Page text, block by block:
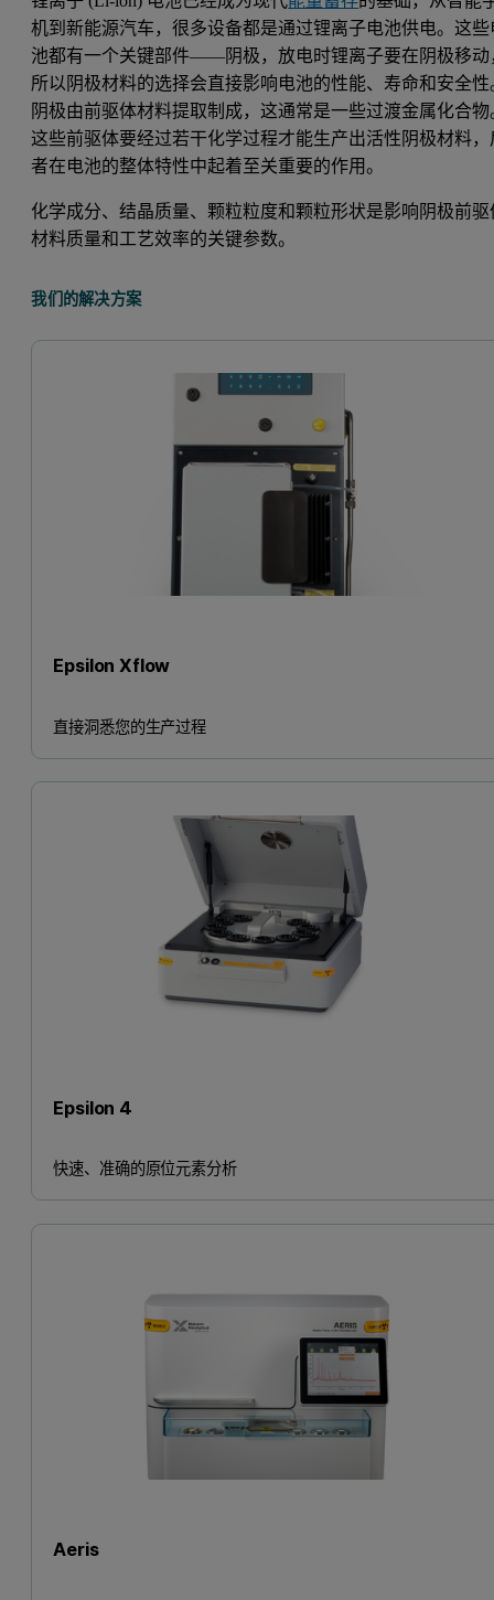
机到新能源汽车，很多设备都是通过锂离子电池供电。这些
池都有一个关键部件——阴极，放电时锂离子要在阴极移动
所以阴极材料的选择会直接影响电池的性能、寿命和安全性
阴极由前驱体材料提取制成，这通常是一些过渡金属化合物
这些前驱体要经过若干化学过程才能生产出活性阴极材料，
者在电池的整体特性中起着至关重要的作用。
化学成分、结晶质量、颗粒粒度和颗粒形状是影响阴极前驱
材料质量和工艺效率的关键参数。
我们的解决方案
Epsilon Xflow
直接洞悉您的生产过程
Epsilon 4
快速、准确的原位元素分析
Aeris